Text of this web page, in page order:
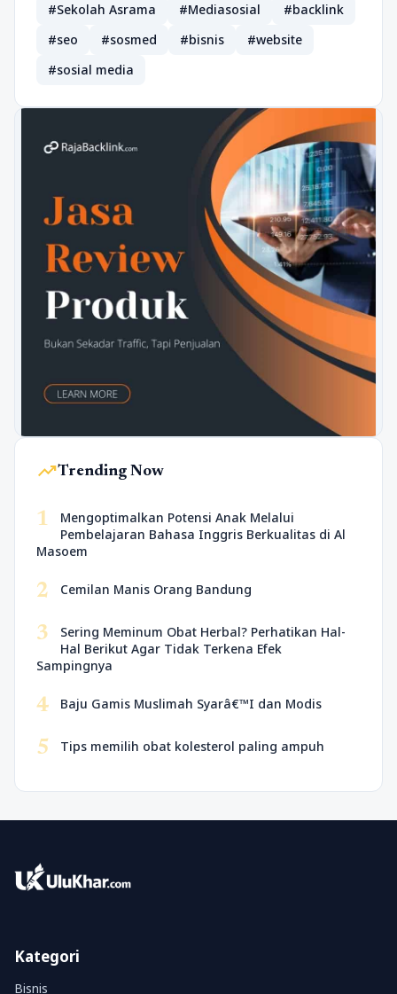
#Sekolah Asrama
#Mediasosial
#backlink
#seo
#sosmed #bisnis
#website
#sosial media
trending_upTrending Now
1
Mengoptimalkan Potensi Anak Melalui
Pembelajaran Bahasa Inggris Berkualitas di Al
Masoem
2 Cemilan Manis Orang Bandung
3
Sering Meminum Obat Herbal? Perhatikan Hal-
Hal Berikut Agar Tidak Terkena Efek
Sampingnya
4 Baju Gamis Muslimah Syarâ€™I dan Modis
5 Tips memilih obat kolesterol paling ampuh
Kategori
Bisnis